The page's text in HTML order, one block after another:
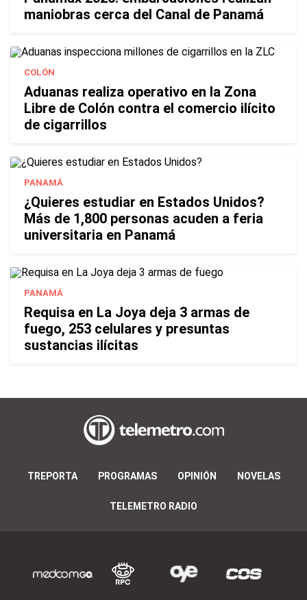
maniobras cerca del Canal de Panamá
COLÓN
Aduanas realiza operativo en la Zona
Libre de Colón contra el comercio ilícito
de cigarrillos
PANAMÁ
¿Quieres estudiar en Estados Unidos?
Más de 1,800 personas acuden a feria
universitaria en Panamá
PANAMÁ
Requisa en La Joya deja 3 armas de
fuego, 253 celulares y presuntas
sustancias ilícitas
TREPORTA PROGRAMAS OPINIÓN NOVELAS
TELEMETRO RADIO